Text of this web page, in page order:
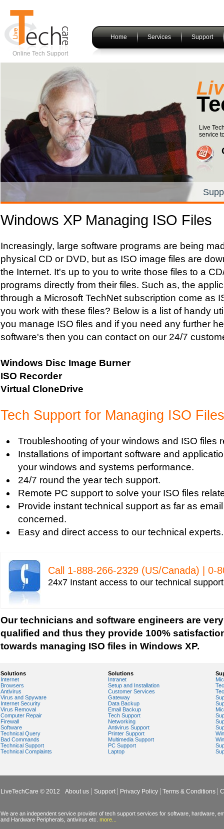
Online Tech Support
Home Services Support
Live
service
Windows XP Managing ISO Files
Increasingly, large software programs are being
physical CD or DVD, but as ISO image files are
the Internet. It's up to you to write those files to a
programs directly from their files. Such as, the
through a Microsoft TechNet subscription come as
you work with these files? Below is a list of handy
you manage ISO files and if you need any further
software's then you can contact on our 24/7
Windows Disc Image Burner
ISO Recorder
Virtual CloneDrive
Tech Support for Managing ISO Files
Troubleshooting of your windows and ISO files
Installations of important software and
your windows and systems performance.
24/7 round the year tech support.
Remote PC support to solve your ISO files
Provide instant technical support as far as
concerned.
Easy and direct access to our technical experts.
Call 1-­888-­266-­2329 (US/Canada) | 0-­
24x7 Instant access to our technical
Our technicians and software engineers are
qualified and thus they provide 100%
towards managing ISO files in Windows XP.
Solutions
Internet
Browsers
Antivirus
Virus and Spyware
Internet Security
Virus Removal
Computer Repair
Firewall
Software
Technical Query
Bad Commands
Technical Support
Technical Complaints
Solutions
Intranet
Setup and Installation
Customer Services
Gateway
Data Backup
Email Backup
Tech Support
Networking
Antivirus Support
Printer Support
Multimedia Support
PC Support
Laptop
LiveTechCare © 2012 About us Support Privacy Policy Terms & Conditions
We are an independent service provider of tech support services for software, hardware,
and Hardware Peripherals, antivirus etc. more...